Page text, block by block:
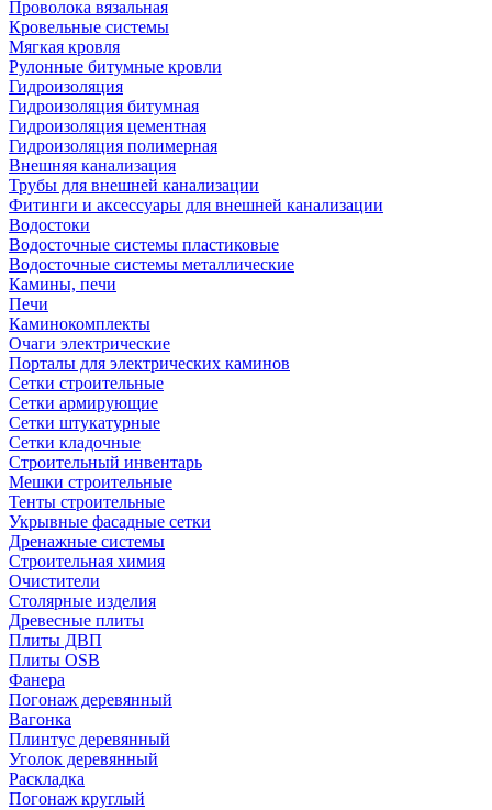
Проволока вязальная
Кровельные системы
Мягкая кровля
Рулонные битумные кровли
Гидроизоляция
Гидроизоляция битумная
Гидроизоляция цементная
Гидроизоляция полимерная
Внешняя канализация
Трубы для внешней канализации
Фитинги и аксессуары для внешней канализации
Водостоки
Водосточные системы пластиковые
Водосточные системы металлические
Камины, печи
Печи
Каминокомплекты
Очаги электрические
Порталы для электрических каминов
Сетки строительные
Сетки армирующие
Сетки штукатурные
Сетки кладочные
Строительный инвентарь
Мешки строительные
Тенты строительные
Укрывные фасадные сетки
Дренажные системы
Строительная химия
Очистители
Столярные изделия
Древесные плиты
Плиты ДВП
Плиты OSB
Фанера
Погонаж деревянный
Вагонка
Плинтус деревянный
Уголок деревянный
Раскладка
Погонаж круглый